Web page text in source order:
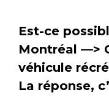
Est-ce
Montréal —>
véhicule
La réponse,